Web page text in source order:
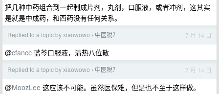
把几种中药组合到一起制成片剂，丸剂，口服液，或者冲剂，这其实
是就是中成药，和西药没有任何关系。
Replied to a topic by xiaowowo › 中医税？ 7 月 14 日
@cfancc 蓝芩口服液，清热八位散
Replied to a topic by xiaowowo › 中医税？ 7 月 14 日
@MoozLee 这应该不可能。虽然医保难，但是也不至于这样做。